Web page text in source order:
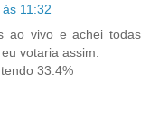
11:32
ao vivo e achei todas
votaria assim:
33.4%